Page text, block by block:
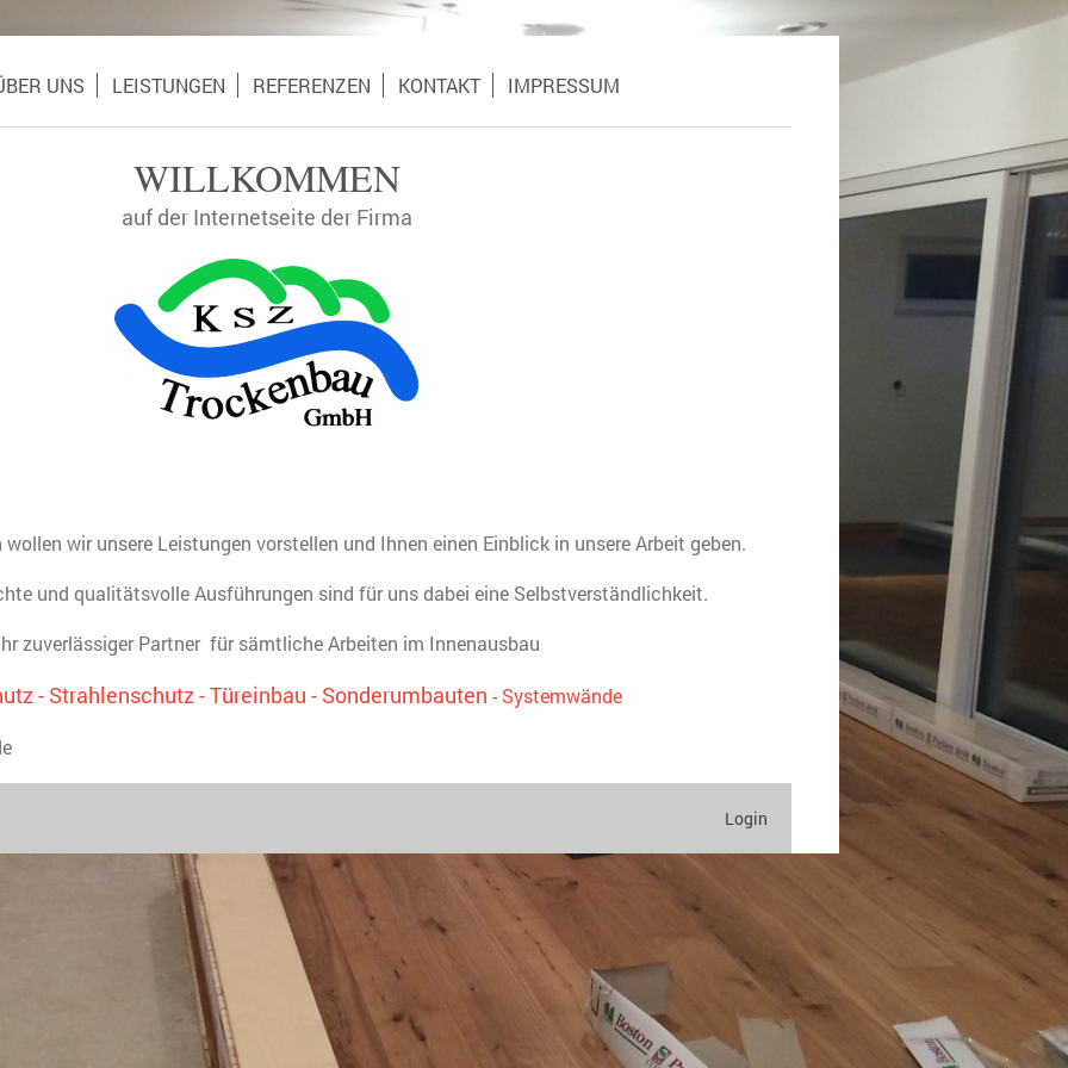
UNS LEISTUNGEN REFERENZEN KONTAKT IMPRESSUM
WILLKOMMEN
auf der Internetseite der Firma
wir unsere Leistungen vorstellen und Ihnen einen Einblick in unsere Arbeit geben.
und qualitätsvolle Ausführungen sind für uns dabei eine Selbstverständlichkeit.
zuverlässiger Partner für sämtliche Arbeiten im Innenausbau
- Strahlenschutz - Türeinbau - Sonderumbauten - Systemwände
Login